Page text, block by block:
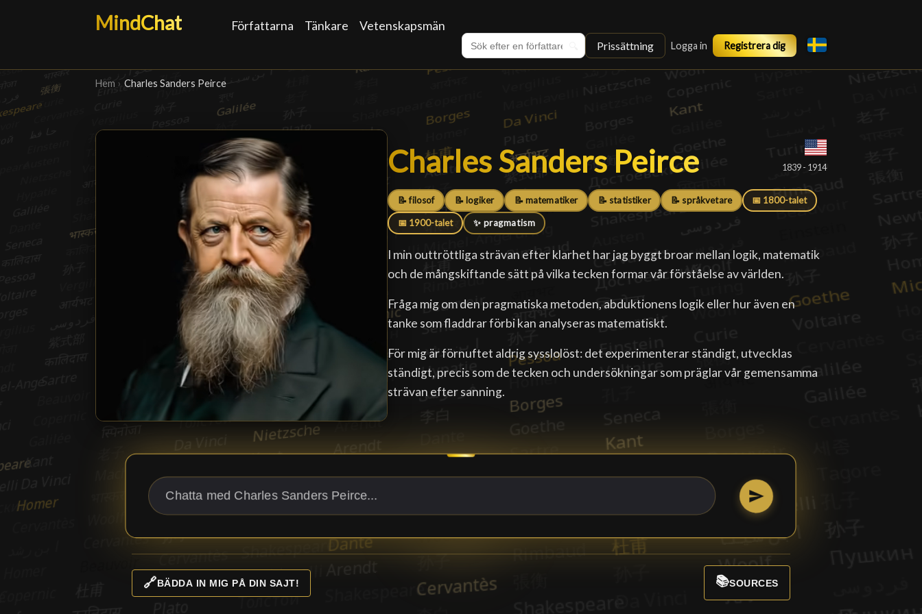
MindChat Författarna Tänkare Vetenskapsmän
Prissättning Logga in Registrera dig
Hem › Charles Sanders Peirce
Charles Sanders Peirce
Charles Sanders Peirce 1839 - 1914
📝 filosof 📝 logiker 📝 matematiker 📝 statistiker 📝 språkvetare 📅 1800-talet
📅 1900-talet ✨ pragmatism
I min outtröttliga strävan efter klarhet har jag byggt broar mellan logik, matematik
och de mångskiftande sätt på vilka tecken formar vår förståelse av världen.
Fråga mig om den pragmatiska metoden, abduktionens logik eller hur även en
tanke som fladdrar förbi kan analyseras matematiskt.
För mig är förnuftet aldrig sysslolöst: det experimenterar ständigt, utvecklas
ständigt, precis som de tecken och undersökningar som präglar vår gemensamma
strävan efter sanning.
🔗BÄDDA IN MIG PÅ DIN SAJT! 📚SOURCES